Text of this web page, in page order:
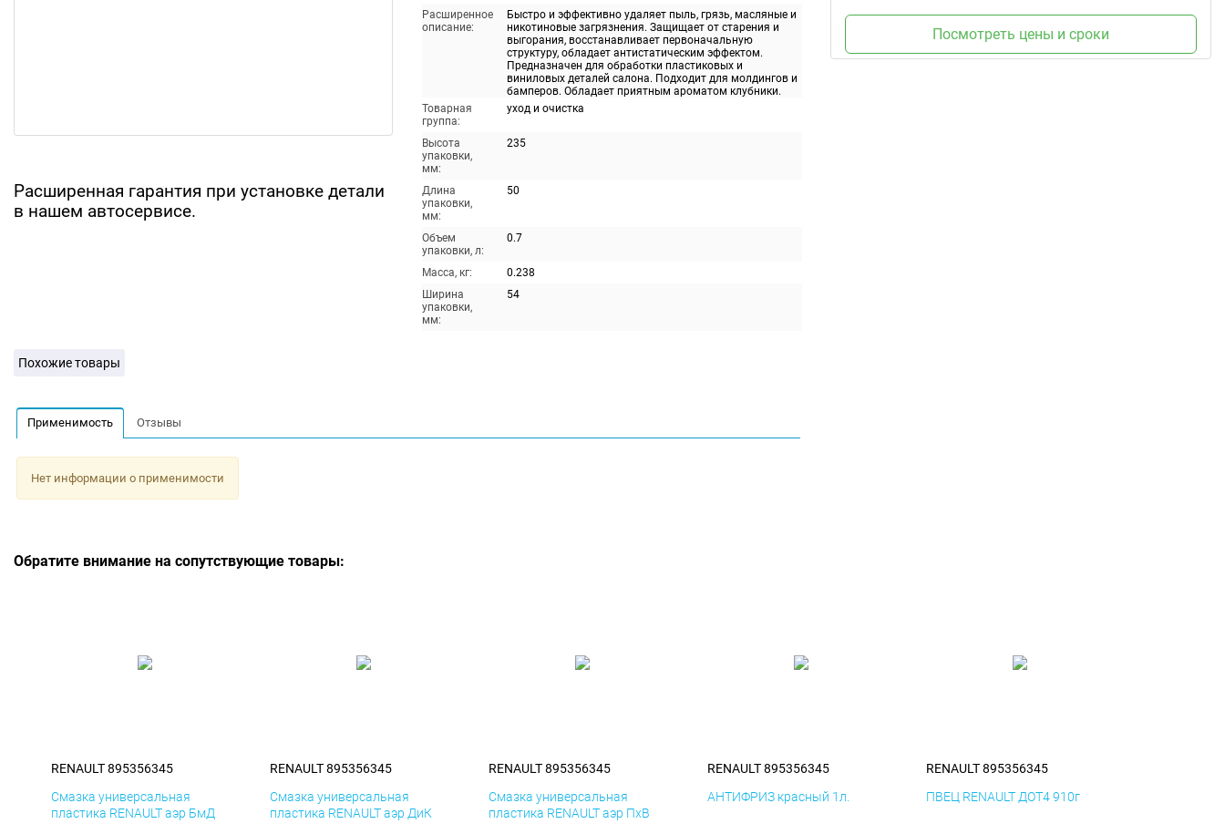
Расширенная гарантия при установке детали
в нашем автосервисе.
Расширенное
описание:
Быстро и эффективно удаляет пыль, грязь, масляные и
никотиновые загрязнения. Защищает от старения и
выгорания, восстанавливает первоначальную
структуру, обладает антистатическим эффектом.
Предназначен для обработки пластиковых и
виниловых деталей салона. Подходит для молдингов и
бамперов. Обладает приятным ароматом клубники.
Товарная
группа:
уход и очистка
Высота
упаковки,
мм:
235
Длина
упаковки,
мм:
50
Объем
упаковки, л:
0.7
Масса, кг:
0.238
Ширина
упаковки,
мм:
54
Посмотреть цены и сроки
Похожие товары
Применимость Отзывы
Нет информации о применимости
Обратите внимание на сопутствующие товары:
RENAULT 895356345
Смазка универсальная
пластика RENAULT аэр БмД
RENAULT 895356345
Смазка универсальная
пластика RENAULT аэр ДиК
RENAULT 895356345
Смазка универсальная
пластика RENAULT аэр ПхВ
RENAULT 895356345
АНТИФРИЗ красный 1л.
RENAULT 895356345
ПВЕЦ RENAULT ДОТ4 910г